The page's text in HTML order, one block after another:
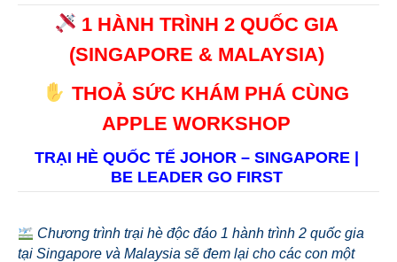
1 HÀNH TRÌNH 2 QUỐC GIA
(SINGAPORE & MALAYSIA)
THOẢ SỨC KHÁM PHÁ CÙNG
APPLE WORKSHOP
TRẠI HÈ QUỐC TẾ JOHOR – SINGAPORE |
BE LEADER GO FIRST
Chương trình trại hè độc đáo 1 hành trình 2 quốc gia
tại Singapore và Malaysia sẽ đem lại cho các con một